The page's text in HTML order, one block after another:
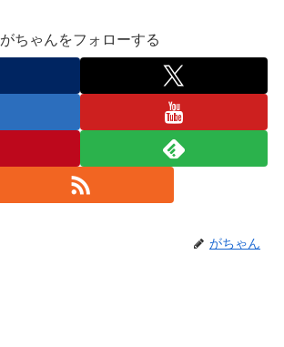
がちゃんをフォローする
がちゃん